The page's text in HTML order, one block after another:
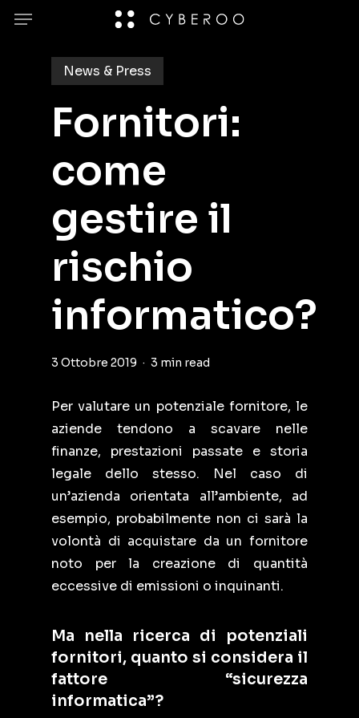
SkipMenu
News & Press
Fornitori:
come
gestire il
rischio
informatico?
3 Ottobre 2019 3 min read
Per valutare un potenziale fornitore, le
aziende tendono a scavare nelle
finanze, prestazioni passate e storia
legale dello stesso. Nel caso di
un’azienda orientata all’ambiente, ad
esempio, probabilmente non ci sarà la
volontà di acquistare da un fornitore
noto per la creazione di quantità
eccessive di emissioni o inquinanti.
Ma nella ricerca di potenziali
fornitori, quanto si considera il
fattore “sicurezza
informatica”?